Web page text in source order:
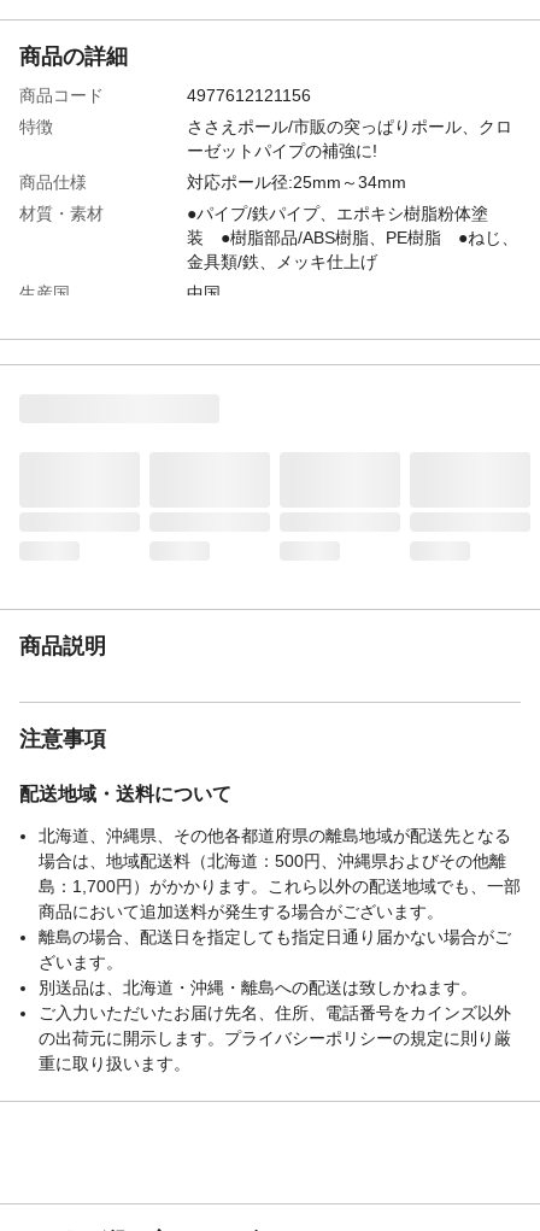
商品の詳細
商品コード
4977612121156
特徴
ささえポール/市販の突っぱりポール、クロ
ーゼットパイプの補強に!
商品仕様
対応ポール径:25mm～34mm
材質・素材
●パイプ/鉄パイプ、エポキシ樹脂粉体塗
装 ●樹脂部品/ABS樹脂、PE樹脂 ●ねじ、
金具類/鉄、メッキ仕上げ
生産国
中国
商品説明
注意事項
配送地域・送料について
北海道、沖縄県、その他各都道府県の離島地域が配送先となる
場合は、地域配送料（北海道：500円、沖縄県およびその他離
島：1,700円）がかかります。これら以外の配送地域でも、一部
商品において追加送料が発生する場合がございます。
離島の場合、配送日を指定しても指定日通り届かない場合がご
ざいます。
別送品は、北海道・沖縄・離島への配送は致しかねます。
ご入力いただいたお届け先名、住所、電話番号をカインズ以外
の出荷元に開示します。プライバシーポリシーの規定に則り厳
重に取り扱います。